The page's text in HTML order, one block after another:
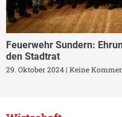
Feuerwehr Sundern:
den Stadtrat
29. Oktober 2024 Keine